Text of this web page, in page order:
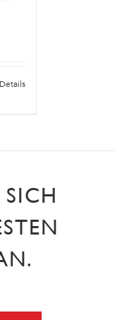
Details